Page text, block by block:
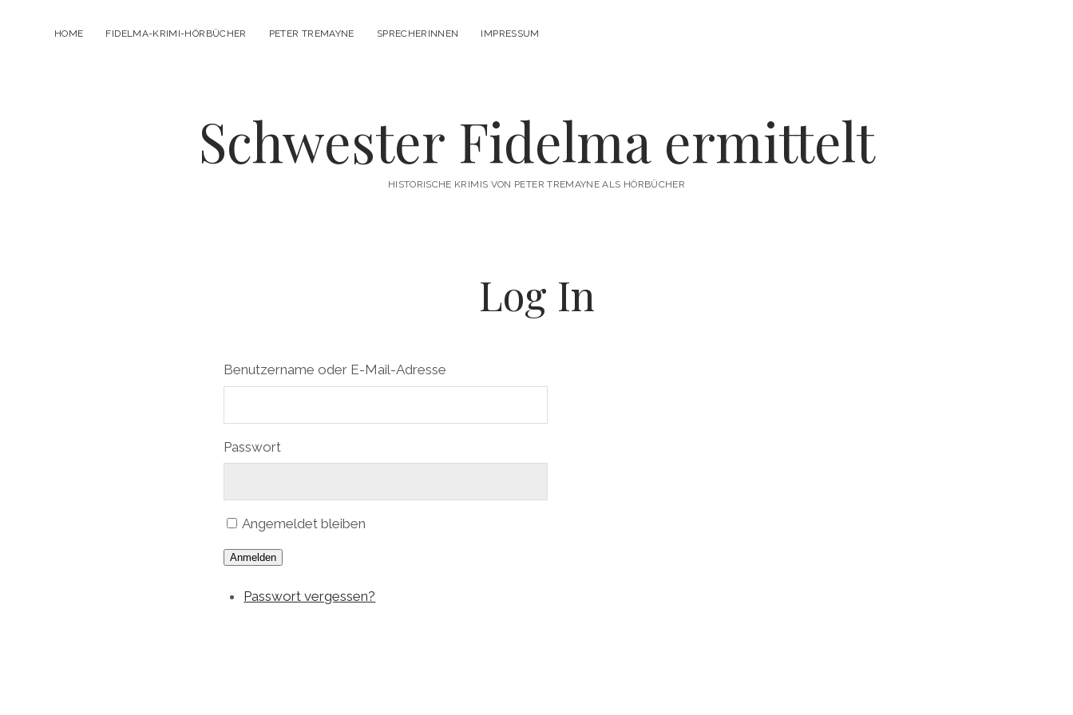
HOME FIDELMA-KRIMI-HÖRBÜCHER PETER TREMAYNE SPRECHERINNEN IMPRESSUM
Schwester Fidelma ermittelt
HISTORISCHE KRIMIS VON PETER TREMAYNE ALS HÖRBÜCHER
Log In
Benutzername oder E-Mail-Adresse
Passwort
Angemeldet bleiben
Anmelden
Passwort vergessen?